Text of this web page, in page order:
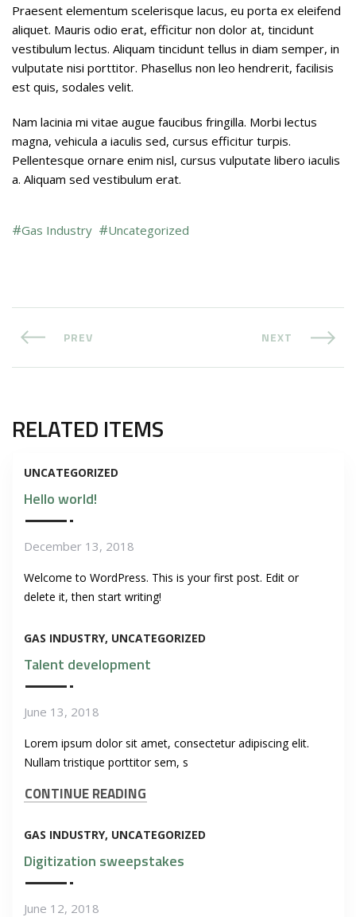
Praesent elementum scelerisque lacus, eu porta ex eleifend
aliquet. Mauris odio erat, efficitur non dolor at, tincidunt
vestibulum lectus. Aliquam tincidunt tellus in diam semper, in
vulputate nisi porttitor. Phasellus non leo hendrerit, facilisis
est quis, sodales velit.
Nam lacinia mi vitae augue faucibus fringilla. Morbi lectus
magna, vehicula a iaculis sed, cursus efficitur turpis.
Pellentesque ornare enim nisl, cursus vulputate libero iaculis
a. Aliquam sed vestibulum erat.
Gas Industry Uncategorized
PREV NEXT
RELATED ITEMS
UNCATEGORIZED
Hello world!
December 13, 2018
Welcome to WordPress. This is your first post. Edit or
delete it, then start writing!
GAS INDUSTRY UNCATEGORIZED
Talent development
June 13, 2018
Lorem ipsum dolor sit amet, consectetur adipiscing elit.
Nullam tristique porttitor sem, s
CONTINUE READING
GAS INDUSTRY UNCATEGORIZED
Digitization sweepstakes
June 12, 2018